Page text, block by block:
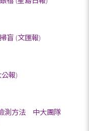
盲 (文匯報)
報)
測方法 中大團隊